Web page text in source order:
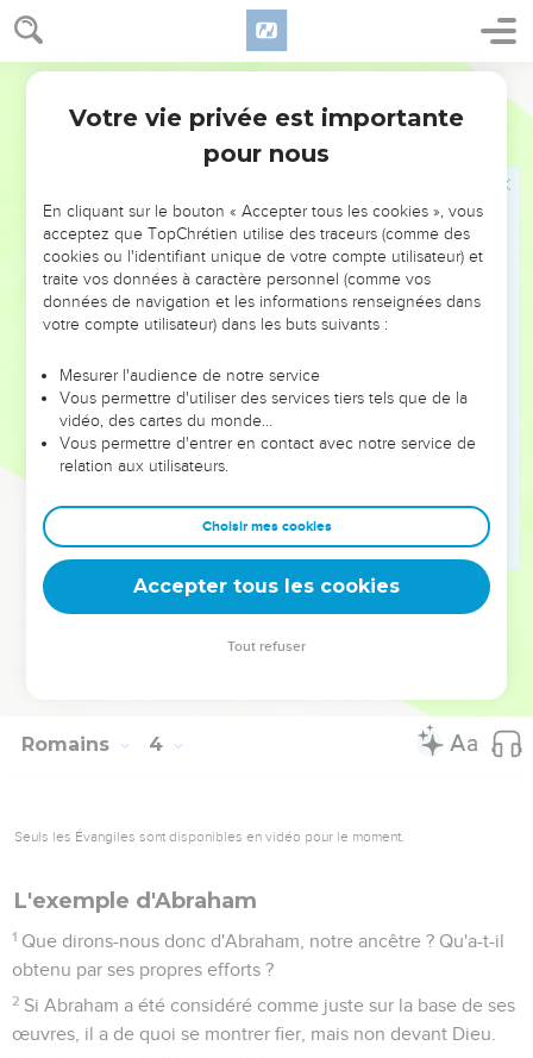
Romains 3
tous ont péché et sont privés de la gloire de Dieu,
24 et ils sont gratuitement déclarés justes par sa grâce, par le
moyen de la libération qui se trouve en Jésus-Christ.
C'est lui que Dieu a destiné à être par son sang une
victime expiatoire pour ceux qui croiraient. Il démontre ainsi
sa justice, puisqu'il avait laissé impunis les péchés commis
Il la démontre dans le temps présent de manière à être
juste tout en déclarant juste celui qui a la foi en Jésus.
Où est donc la raison de se montrer fier ? Elle a été exclue.
Par quelle loi ? Par celle des œuvres ? Non, par la loi de la
En effet, nous estimons que l'homme est déclaré juste par
la foi, indépendamment des œuvres de la loi.
Ou bien Dieu est-il seulement le Dieu des Juifs ? N'est-il
pas aussi celui des non-Juifs ? Oui, il est aussi le Dieu des
non-Juifs,
puisqu'il y a un seul Dieu, qui déclarera les circoncis justes
sur la base de la foi et qui déclarera aussi les incirconcis
justes au moyen de la foi.
Cela signifie-t-il donc que, par l’intermédiaire de la foi,
Romains 4
Seuls les Évangiles sont disponibles en vidéo pour le moment.
L'exemple d'Abraham
1 Que dirons-nous donc d'Abraham, notre ancêtre ? Qu'a-t-il
obtenu par ses propres efforts ?
2 Si Abraham a été considéré comme juste sur la base de ses
œuvres, il a de quoi se montrer fier, mais non devant Dieu.
Votre vie privée est importante
pour nous
En cliquant sur le bouton « Accepter tous les cookies », vous
acceptez que TopChrétien utilise des traceurs (comme des
cookies ou l'identifiant unique de votre compte utilisateur) et
traite vos données à caractère personnel (comme vos
données de navigation et les informations renseignées dans
votre compte utilisateur) dans les buts suivants :
Mesurer l'audience de notre service
Vous permettre d'utiliser des services tiers tels que de la
vidéo, des cartes du monde…
Vous permettre d'entrer en contact avec notre service de
relation aux utilisateurs.
Choisir mes cookies
Accepter tous les cookies
Tout refuser